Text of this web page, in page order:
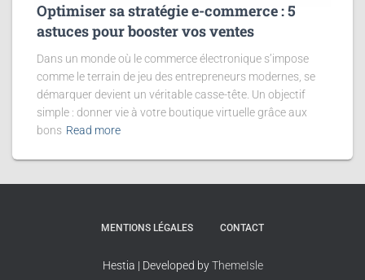
Optimiser sa stratégie e-commerce : 5
astuces pour booster vos ventes
Dans un monde où le commerce électronique s’impose
comme le terrain de jeu des entrepreneurs modernes, se
démarquer devient un véritable casse-tête. Un objectif
simple : donner vie à votre boutique virtuelle grâce aux
bons Read more
MENTIONS LÉGALES CONTACT
Hestia | Developed byThemeIsle